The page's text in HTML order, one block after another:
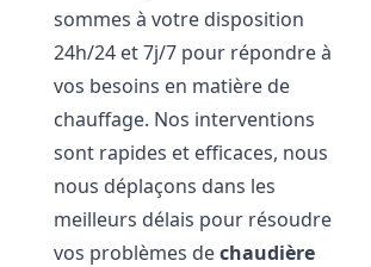
sommes à votre disposition
24h/24 et 7j/7 pour répondre à
vos besoins en matière de
chauffage. Nos interventions
sont rapides et efficaces, nous
nous déplaçons dans les
meilleurs délais pour résoudre
vos problèmes dechaudière